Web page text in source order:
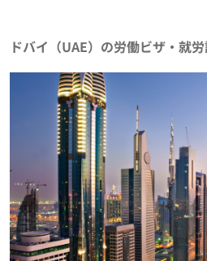
ドバイ（UAE）の労働ビザ・就